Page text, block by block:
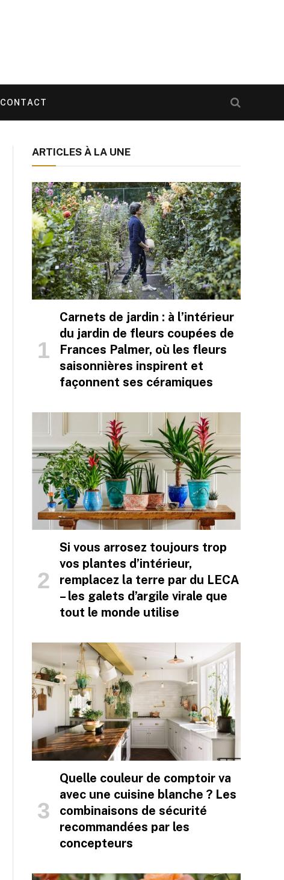
CONTACT
ARTICLES À LA UNE
Carnets de jardin : à l’intérieur
du jardin de fleurs coupées de
Frances Palmer, où les fleurs
saisonnières inspirent et
façonnent ses céramiques
Si vous arrosez toujours trop
vos plantes d’intérieur,
remplacez la terre par du LECA
– les galets d’argile virale que
tout le monde utilise
Quelle couleur de comptoir va
avec une cuisine blanche ? Les
combinaisons de sécurité
recommandées par les
concepteurs